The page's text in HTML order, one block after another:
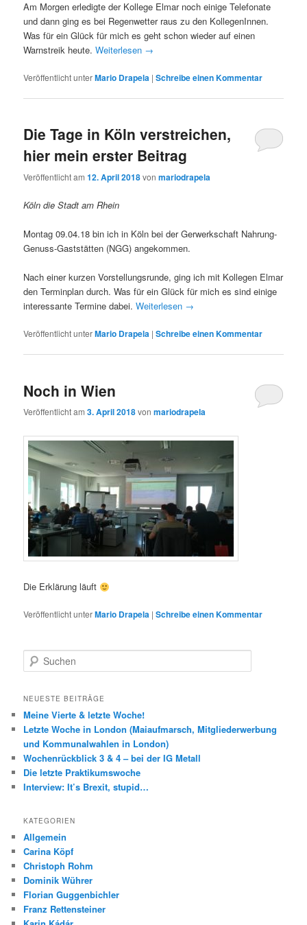
Am Morgen erledigte der Kollege Elmar noch einige Telefonate
und dann ging es bei Regenwetter raus zu den KollegenInnen.
Was für ein Glück für mich es geht schon wieder auf einen
Warnstreik heute.Weiterlesen →
Veröffentlicht unterMario Drapela |Schreibe einen Kommentar
Die Tage in Köln verstreichen,
hier mein erster Beitrag
Veröffentlicht am12. April 2018vonmariodrapela
Köln die Stadt am Rhein
Montag 09.04.18 bin ich in Köln bei der Gerwerkschaft Nahrung-
Genuss-Gaststätten (NGG) angekommen.
Nach einer kurzen Vorstellungsrunde, ging ich mit Kollegen Elmar
den Terminplan durch. Was für ein Glück für mich es sind einige
interessante Termine dabei.Weiterlesen →
Veröffentlicht unterMario Drapela |Schreibe einen Kommentar
Noch in Wien
Veröffentlicht am3. April 2018vonmariodrapela
Die Erklärung läuft
Veröffentlicht unterMario Drapela |Schreibe einen Kommentar
u
h
n
NEUESTE BEITRÄGE
Meine Vierte & letzte Woche!
Letzte Woche in London (Maiaufmarsch, Mitgliederwerbung
und Kommunalwahlen in London)
Wochenrückblick 3 & 4 – bei der IG Metall
Die letzte Praktikumswoche
Interview: It’s Brexit, stupid…
KATEGORIEN
Allgemein
Carina Köpf
Christoph Rohm
Dominik Wührer
Florian Guggenbichler
Franz Rettensteiner